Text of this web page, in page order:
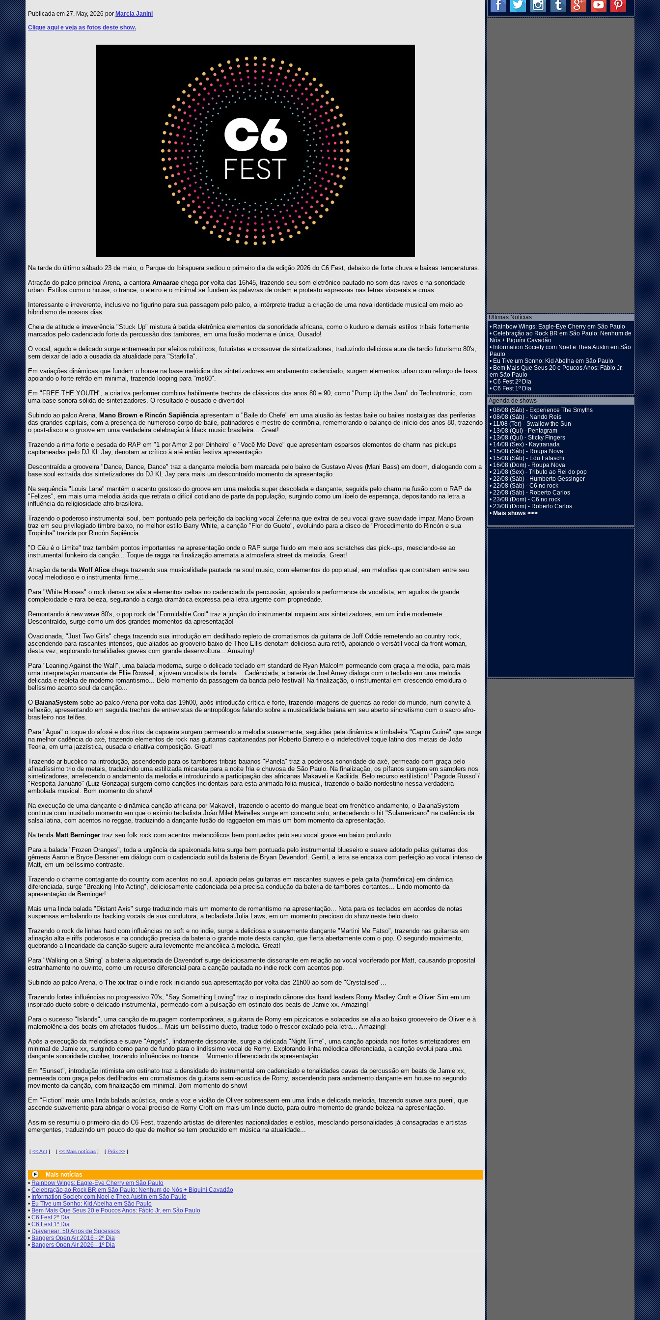
Publicada em 27, May, 2026 por Marcia Janini
Clique aqui e veja as fotos deste show.
Na tarde do último sábado 23 de maio, o Parque do Ibirapuera sediou o primeiro dia da edição 2026 do C6 Fest, debaixo de forte chuva e baixas temperaturas.
Atração do palco principal Arena, a cantora Amaarae chega por volta das 16h45, trazendo seu som eletrônico pautado no som das raves e na sonoridade
urban. Estilos como o house, o trance, o eletro e o minimal se fundem às palavras de ordem e protesto expressas nas letras viscerais e cruas.
Interessante e irreverente, inclusive no figurino para sua passagem pelo palco, a intérprete traduz a criação de uma nova identidade musical em meio ao
hibridismo de nossos dias.
Cheia de atitude e irreverência "Stuck Up" mistura à batida eletrônica elementos da sonoridade africana, como o kuduro e demais estilos tribais fortemente
marcados pelo cadenciado forte da percussão dos tambores, em uma fusão moderna e única. Ousado!
O vocal, agudo e delicado surge entremeado por efeitos robóticos, futuristas e crossover de sintetizadores, traduzindo deliciosa aura de tardio futurismo 80's,
sem deixar de lado a ousadia da atualidade para "Starkilla".
Em variações dinâmicas que fundem o house na base melódica dos sintetizadores em andamento cadenciado, surgem elementos urban com reforço de bass
apoiando o forte refrão em minimal, trazendo looping para "ms60".
Em "FREE THE YOUTH", a criativa performer combina habilmente trechos de clássicos dos anos 80 e 90, como "Pump Up the Jam" do Technotronic, com
uma base sonora sólida de sintetizadores. O resultado é ousado e divertido!
Subindo ao palco Arena, Mano Brown e Rincón Sapiênciaapresentam o "Baile do Chefe" em uma alusão às festas baile ou bailes nostalgias das periferias
das grandes capitais, com a presença de numeroso corpo de baile, patinadores e mestre de cerimônia, rememorando o balanço de início dos anos 80, trazendo
o post-disco e o groove em uma verdadeira celebração à black music brasileira... Great!
Trazendo a rima forte e pesada do RAP em "1 por Amor 2 por Dinheiro" e "Você Me Deve" que apresentam esparsos elementos de charm nas pickups
capitaneadas pelo DJ KL Jay, denotam ar crítico à até então festiva apresentação.
Descontraída a grooveira "Dance, Dance, Dance" traz a dançante melodia bem marcada pelo baixo de Gustavo Alves (Mani Bass) em doom, dialogando com a
base soul extraída dos sintetizadores do DJ KL Jay para mais um descontraído momento da apresentação.
Na sequência "Louis Lane" mantém o acento gostoso do groove em uma melodia super descolada e dançante, seguida pelo charm na fusão com o RAP de
"Felizes", em mais uma melodia ácida que retrata o difícil cotidiano de parte da população, surgindo como um libelo de esperança, depositando na letra a
influência da religiosidade afro-brasileira.
Trazendo o poderoso instrumental soul, bem pontuado pela perfeição da backing vocal Zeferina que extrai de seu vocal grave suavidade ímpar, Mano Brown
traz em seu privilegiado timbre baixo, no melhor estilo Barry White, a canção "Flor do Gueto", evoluindo para a disco de "Procedimento do Rincón e sua
Tropinha" trazida por Rincón Sapiência...
"O Céu é o Limite" traz também pontos importantes na apresentação onde o RAP surge fluido em meio aos scratches das pick-ups, mesclando-se ao
instrumental funkeiro da canção... Toque de ragga na finalização arremata a atmosfera street da melodia. Great!
Atração da tenda Wolf Alice chega trazendo sua musicalidade pautada na soul music, com elementos do pop atual, em melodias que contratam entre seu
vocal melodioso e o instrumental firme...
Para "White Horses" o rock denso se alia a elementos celtas no cadenciado da percussão, apoiando a performance da vocalista, em agudos de grande
complexidade e rara beleza, segurando a carga dramática expressa pela letra urgente com propriedade.
Remontando à new wave 80's, o pop rock de "Formidable Cool" traz a junção do instrumental roqueiro aos sintetizadores, em um indie modernete...
Descontraído, surge como um dos grandes momentos da apresentação!
Ovacionada, "Just Two Girls" chega trazendo sua introdução em dedilhado repleto de cromatismos da guitarra de Joff Oddie remetendo ao country rock,
ascendendo para rascantes intensos, que aliados ao grooveiro baixo de Theo Ellis denotam deliciosa aura retrô, apoiando o versátil vocal da front woman,
desta vez, explorando tonalidades graves com grande desenvoltura... Amazing!
Para "Leaning Against the Wall", uma balada moderna, surge o delicado teclado em standard de Ryan Malcolm permeando com graça a melodia, para mais
uma interpretação marcante de Ellie Rowsell, a jovem vocalista da banda... Cadênciada, a bateria de Joel Amey dialoga com o teclado em uma melodia
delicada e repleta de moderno romantismo... Belo momento da passagem da banda pelo festival! Na finalização, o instrumental em crescendo emoldura o
belíssimo acento soul da canção...
O BaianaSystem sobe ao palco Arena por volta das 19h00, após introdução crítica e forte, trazendo imagens de guerras ao redor do mundo, num convite à
reflexão, apresentando em seguida trechos de entrevistas de antropólogos falando sobre a musicalidade baiana em seu aberto sincretismo com o sacro afro-
brasileiro nos telões.
Para "Água" o toque do afoxé e dos ritos de capoeira surgem permeando a melodia suavemente, seguidas pela dinâmica e timbaleira "Capim Guiné" que surge
na melhor cadência do axé, trazendo elementos de rock nas guitarras capitaneadas por Roberto Barreto e o indefectível toque latino dos metais de João
Teoria, em uma jazzística, ousada e criativa composição. Great!
Trazendo ar bucólico na introdução, ascendendo para os tambores tribais baianos "Panela" traz a poderosa sonoridade do axé, permeado com graça pelo
afinadíssimo trio de metais, traduzindo uma estilizada micareta para a noite fria e chuvosa de São Paulo. Na finalização, os pífanos surgem em samplers nos
sintetizadores, arrefecendo o andamento da melodia e introduzindo a participação das africanas Makaveli e Kadilida. Belo recurso estilístico! "Pagode Russo"/
"Respeita Januário" (Luiz Gonzaga) surgem como canções incidentais para esta animada folia musical, trazendo o baião nordestino nessa verdadeira
embolada musical. Bom momento do show!
Na execução de uma dançante e dinâmica canção africana por Makaveli, trazendo o acento do mangue beat em frenético andamento, o BaianaSystem
continua com inusitado momento em que o exímio tecladista João Milet Meirelles surge em concerto solo, antecedendo o hit "Sulamericano" na cadência da
salsa latina, com acentos no reggae, traduzindo a dançante fusão do raggaeton em mais um bom momento da apresentação.
Na tenda Matt Berninger traz seu folk rock com acentos melancólicos bem pontuados pelo seu vocal grave em baixo profundo.
Para a balada "Frozen Oranges", toda a urgência da apaixonada letra surge bem pontuada pelo instrumental blueseiro e suave adotado pelas guitarras dos
gêmeos Aaron e Bryce Dessner em diálogo com o cadenciado sutil da bateria de Bryan Devendorf. Gentil, a letra se encaixa com perfeição ao vocal intenso de
Matt, em um belíssimo contraste.
Trazendo o charme contagiante do country com acentos no soul, apoiado pelas guitarras em rascantes suaves e pela gaita (harmônica) em dinâmica
diferenciada, surge "Breaking Into Acting", deliciosamente cadenciada pela precisa condução da bateria de tambores cortantes... Lindo momento da
apresentação de Berninger!
Mais uma linda balada "Distant Axis" surge traduzindo mais um momento de romantismo na apresentação... Nota para os teclados em acordes de notas
suspensas embalando os backing vocals de sua condutora, a tecladista Julia Laws, em um momento precioso do show neste belo dueto.
Trazendo o rock de linhas hard com influências no soft e no indie, surge a deliciosa e suavemente dançante "Martini Me Fatso", trazendo nas guitarras em
afinação alta e riffs poderosos e na condução precisa da bateria o grande mote desta canção, que flerta abertamente com o pop. O segundo movimento,
quebrando a linearidade da canção sugere aura levemente melancólica à melodia. Great!
Para "Walking on a String" a bateria alquebrada de Davendorf surge deliciosamente dissonante em relação ao vocal vociferado por Matt, causando proposital
estranhamento no ouvinte, como um recurso diferencial para a canção pautada no indie rock com acentos pop.
Subindo ao palco Arena, o The xx traz o indie rock iniciando sua apresentação por volta das 21h00 ao som de "Crystalised"...
Trazendo fortes influências no progressivo 70's, "Say Something Loving" traz o inspirado cânone dos band leaders Romy Madley Croft e Oliver Sim em um
inspirado dueto sobre o delicado instrumental, permeado com a pulsação em ostinato dos beats de Jamie xx. Amazing!
Para o sucesso "Islands", uma canção de roupagem contemporânea, a guitarra de Romy em pizzicatos e solapados se alia ao baixo grooeveiro de Oliver e à
malemolência dos beats em afretados fluidos... Mais um belíssimo dueto, traduz todo o frescor exalado pela letra... Amazing!
Após a execução da melodiosa e suave "Angels", lindamente dissonante, surge a delicada "Night Time", uma canção apoiada nos fortes sintetizadores em
minimal de Jamie xx, surgindo como pano de fundo para o lindíssimo vocal de Romy. Explorando linha mélodica diferenciada, a canção evolui para uma
dançante sonoridade clubber, trazendo influências no trance... Momento diferenciado da apresentação.
Em "Sunset", introdução intimista em ostinato traz a densidade do instrumental em cadenciado e tonalidades cavas da percussão em beats de Jamie xx,
permeada com graça pelos dedilhados em cromatismos da guitarra semi-acustica de Romy, ascendendo para andamento dançante em house no segundo
movimento da canção, com finalização em minimal. Bom momento do show!
Em "Fiction" mais uma linda balada acústica, onde a voz e violão de Oliver sobressaem em uma linda e delicada melodia, trazendo suave aura pueril, que
ascende suavemente para abrigar o vocal preciso de Romy Croft em mais um lindo dueto, para outro momento de grande beleza na apresentação.
Assim se resumiu o primeiro dia do C6 Fest, trazendo artistas de diferentes nacionalidades e estilos, mesclando personalidades já consagradas e artistas
emergentes, traduzindo um pouco do que de melhor se tem produzido em música na atualidade...
[ << Ant ] [ << Mais notícias ] [ Próx >> ]
Mais notícias
• Rainbow Wings: Eagle-Eye Cherry em São Paulo
• Celebração ao Rock BR em São Paulo: Nenhum de Nós + Biquíni Cavadão
• Information Society com Noel e Thea Austin em São Paulo
• Eu Tive um Sonho: Kid Abelha em São Paulo
• Bem Mais Que Seus 20 e Poucos Anos: Fábio Jr. em São Paulo
• C6 Fest 2º Dia
• C6 Fest 1º Dia
• Djavanear: 50 Anos de Sucessos
• Bangers Open Air 2016 - 2º Dia
• Bangers Open Air 2026 - 1º Dia
Últimas Notícias
• Rainbow Wings: Eagle-Eye Cherry em São Paulo
• Celebração ao Rock BR em São Paulo: Nenhum de
Nós + Biquíni Cavadão
• Information Society com Noel e Thea Austin em São
Paulo
• Eu Tive um Sonho: Kid Abelha em São Paulo
• Bem Mais Que Seus 20 e Poucos Anos: Fábio Jr.
em São Paulo
• C6 Fest 2º Dia
• C6 Fest 1º Dia
Agenda de shows
• 08/08 (Sáb) - Experience The Smyths
• 08/08 (Sáb) - Nando Reis
• 11/08 (Ter) - Swallow the Sun
• 13/08 (Qui) - Pentagram
• 13/08 (Qui) - Sticky Fingers
• 14/08 (Sex) - Kaytranada
• 15/08 (Sáb) - Roupa Nova
• 15/08 (Sáb) - Edu Falaschi
• 16/08 (Dom) - Roupa Nova
• 21/08 (Sex) - Tributo ao Rei do pop
• 22/08 (Sáb) - Humberto Gessinger
• 22/08 (Sáb) - C6 no rock
• 22/08 (Sáb) - Roberto Carlos
• 23/08 (Dom) - C6 no rock
• 23/08 (Dom) - Roberto Carlos
• Mais shows >>>